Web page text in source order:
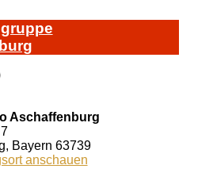
Aschaffenburg
, Bayern 63739
anschauen